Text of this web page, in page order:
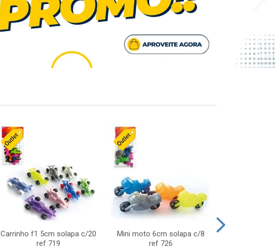
Carrinho f1 5cm solapa c/20
ref 719
Mini moto 6cm solapa c/8
ref 726